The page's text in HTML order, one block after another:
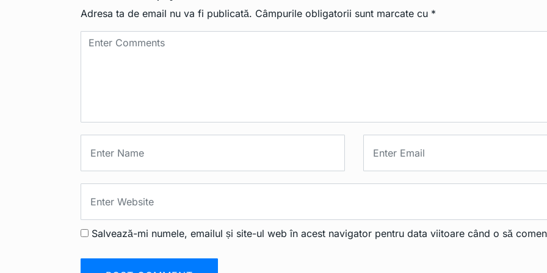
Adresa ta de email nu va fi publicată. Câmpurile obligatorii sunt marcate cu *
Salvează-mi numele, emailul și site-ul web în acest navigator pentru data viitoare când o să